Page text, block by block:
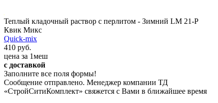
Теплый кладочный раствор с перлитом - Зимний LM 21-P
Квик Микс
Quick-mix
410 руб.
цена за 1меш
с доставкой
Заполните все поля формы!
Сообщение отправлено. Менеджер компании ТД
«СтройСитиКомплект» свяжется с Вами в ближайшее время